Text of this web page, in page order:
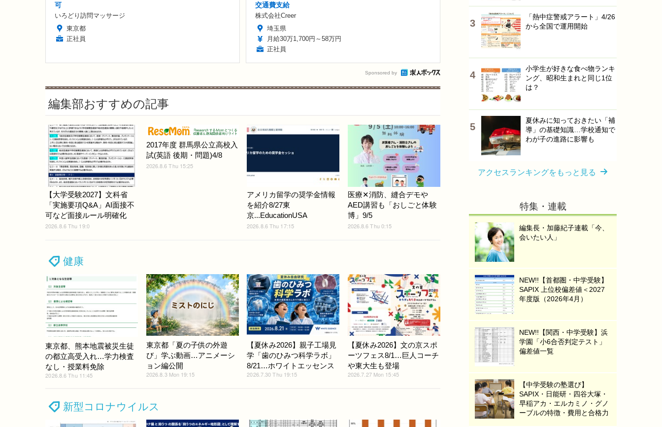
可
いろどり訪問マッサージ
東京都
正社員
交通費支給
株式会社Creer
埼玉県
月給30万1,700円～58万円
正社員
Sponsored by
編集部おすすめの記事
【大学受験2027】文科省
「実施要項Q&A」AI面接不
可など面接ルール明確化
2026.8.6 Thu 19:0
2017年度 群馬県公立高校入
試(英語 後期・問題)4/8
2026.8.6 Thu 15:25
アメリカ留学の奨学金情報
を紹介8/27東
京...EducationUSA
2026.8.6 Thu 17:15
医療✕消防、縫合デモや
AED講習も「おしごと体験
博」9/5
2026.8.6 Thu 0:15
健康
東京都、熊本地震被災生徒
の都立高受入れ…学力検査
なし・授業料免除
2026.8.6 Thu 11:45
東京都「夏の子供の外遊
び」学ぶ動画…アニメーシ
ョン編公開
2026.8.3 Mon 19:15
【夏休み2026】親子工場見
学「歯のひみつ科学ラボ」
8/21…ホワイトエッセンス
2026.7.30 Thu 19:15
【夏休み2026】文の京スポ
ーツフェス8/1…巨人コーチ
や東大生も登場
2026.7.27 Mon 15:45
新型コロナウイルス
「熱中症警戒アラート」4/26
から全国で運用開始
小学生が好きな食べ物ランキ
ング、昭和生まれと同じ1位
は？
夏休みに知っておきたい「補
導」の基礎知識…学校通知で
わが子の進路に影響も
アクセスランキングをもっと見る
特集・連載
編集長・加藤紀子連載「今、
会いたい人」
NEW!!【首都圏・中学受験】
SAPIX 上位校偏差値＜2027
年度版（2026年4月）
NEW!!【関西・中学受験】浜
学園「小6合否判定テスト」
偏差値一覧
【中学受験の塾選び】
SAPIX・日能研・四谷大塚・
早稲アカ・エルカミノ・グノ
ーブルの特徴・費用と合格力